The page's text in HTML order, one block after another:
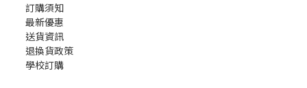
訂購須知
最新優惠
送貨資訊
退換貨政策
學校訂購